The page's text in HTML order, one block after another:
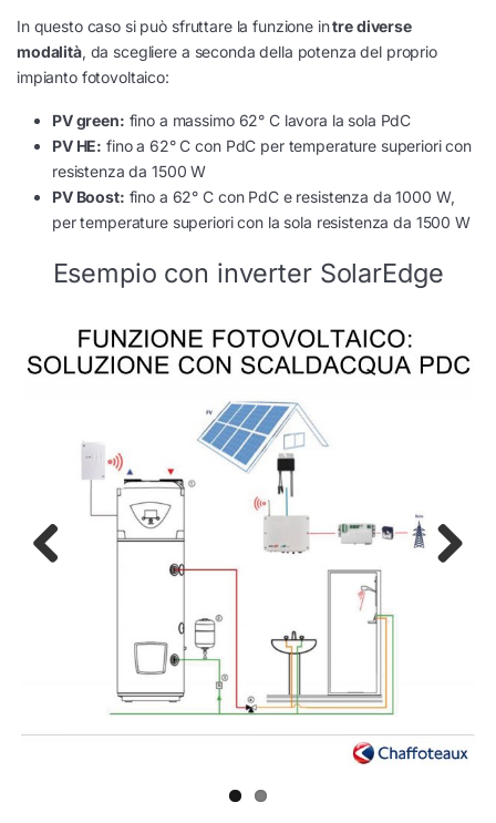
In questo caso si può sfruttare la funzione intre diverse
modalità, da scegliere a seconda della potenza del proprio
impianto fotovoltaico:
PV green: fino a massimo 62° C lavora la sola PdC
PV HE: fino a 62° C con PdC per temperature superiori con
resistenza da 1500 W
PV Boost: fino a 62° C con PdC e resistenza da 1000 W,
per temperature superiori con la sola resistenza da 1500 W
Esempio con inverter SolarEdge